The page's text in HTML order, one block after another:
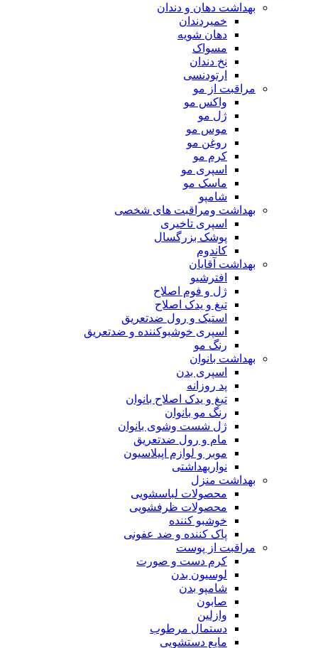
بهداشت دهان و دندان
خمیردندان
دهان شویه
مسواک
نخ دندان
ارتودنسی
مراقبت از مو
واکس مو
ژل مو
موس مو
روغن مو
کرم مو
اسپری مو
ماسک مو
شامپو
بهداشت ومراقبت های شخصی
اسپری تاخیری
پوشک بزرگسال
کاندوم
بهداشت آقایان
افترشیو
ژل و فوم اصلاح
تیغ و یدک اصلاح
استیک و رول ضدتعریق
اسپری خوشبوکننده و ضدتعریق
رنگ مو
بهداشت بانوان
اسپری بدن
پد روزانه
تیغ و یدک اصلاح بانوان
رنگ مو بانوان
ژل شست وشوی بانوان
مام و رول ضدتعریق
موبر و لوازم اپیلاسیون
نواربهداشتی
بهداشت منزل
محصولات لباسشویی
محصولات ظرفشویی
خوشبو کننده
پاک کننده و ضد عفونی
مراقبت از پوست
کرم دست و صورت
لوسیون بدن
شامپو بدن
صابون
وازلین
دستمال مرطوب
مایع دستشویی